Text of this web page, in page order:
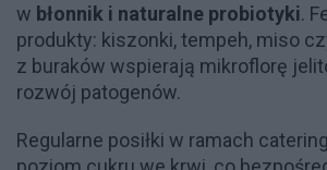
w błonnik i naturalne probiotyki.
produkty: kiszonki, tempeh, miso
z buraków wspierają mikroflorę
rozwój patogenów.
Regularne posiłki w ramach